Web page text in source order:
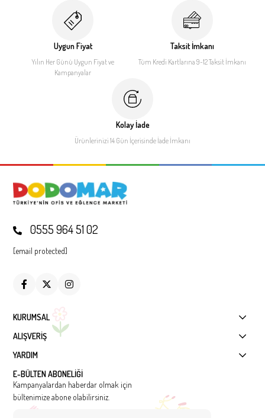
Uygun Fiyat
Yılın Her Günü Uygun Fiyatve
Kampanyalar
Taksit İmkanı
Tüm Kredi Kartlarına 9-12Taksit İmkanı
Kolay İade
Ürünlerinizi 14 Gün İçerisinde İade İmkanı
0555 964 51 02
[email protected]
KURUMSAL
ALIŞVERİŞ
YARDIM
E-BÜLTEN ABONELİĞİ
Kampanyalardan haberdar olmak için
bültenimize abone olabilirsiniz.